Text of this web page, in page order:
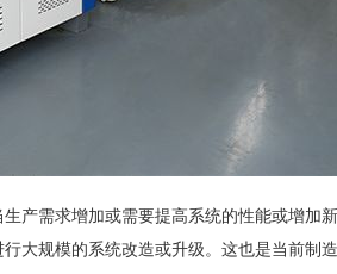
需求增加或需要提高系统的性能或增加
大规模的系统改造或升级。这也是当前制